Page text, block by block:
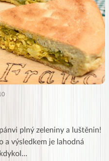
plný zeleniny a luštěnin!
a výsledkem je lahodná
...